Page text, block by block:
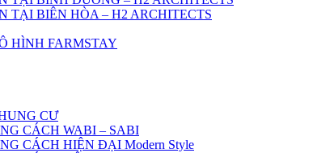
TẠI BIÊN HÒA – H2 ARCHITECTS
HÌNH FARMSTAY
CƯ
CÁCH WABI – SABI
CÁCH HIỆN ĐẠI Modern Style